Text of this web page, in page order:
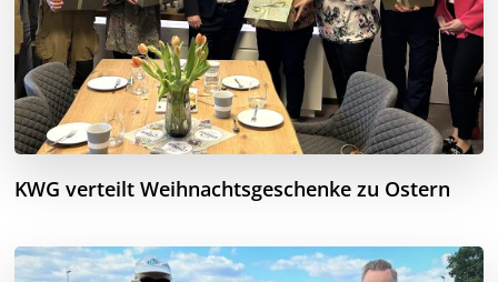
KWG verteilt Weihnachtsgeschenke zu Ostern